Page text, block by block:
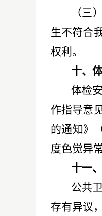
（三
生不符合
权利。
十、
体检
作指导意
的通知》
度色觉异
十一
公共
存有异议